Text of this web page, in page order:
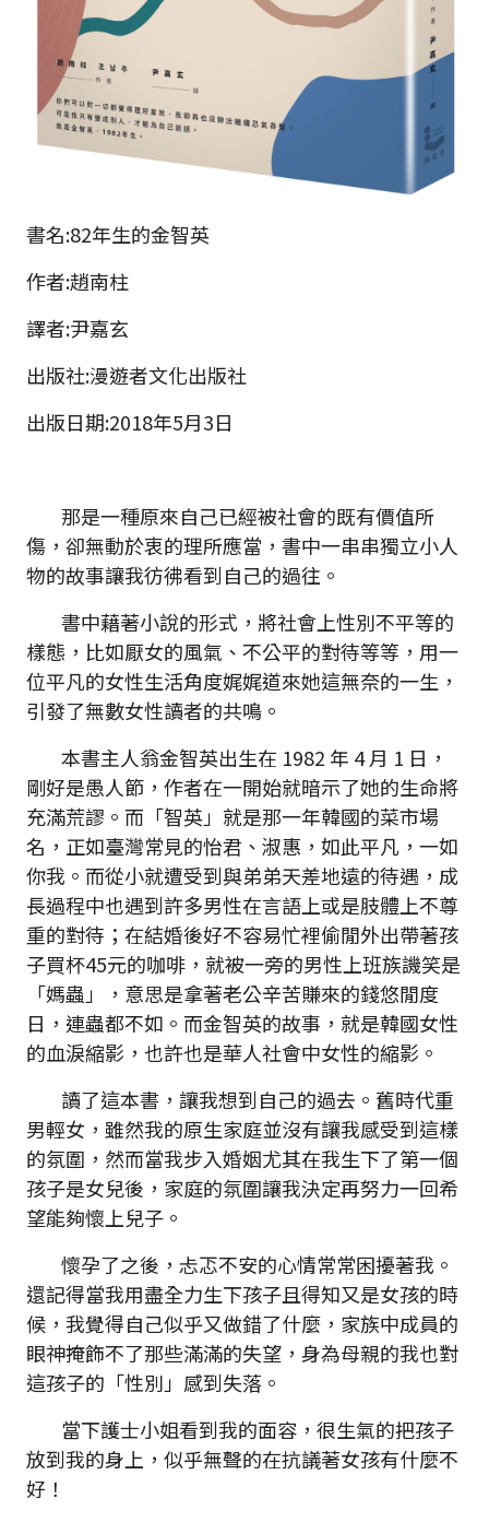
書名:82年生的金智英
作者:趙南柱
譯者:尹嘉玄
出版社:漫遊者文化出版社
出版日期:2018年5月3日
那是一種原來自己已經被社會的既有價值所
傷，卻無動於衷的理所應當，書中一串串獨立小人
物的故事讓我彷彿看到自己的過往。
書中藉著小說的形式，將社會上性別不平等的
樣態，比如厭女的風氣、不公平的對待等等，用一
位平凡的女性生活角度娓娓道來她這無奈的一生，
引發了無數女性讀者的共鳴。
本書主人翁金智英出生在 1982 年 4 月 1 日，
剛好是愚人節，作者在一開始就暗示了她的生命將
充滿荒謬。而「智英」就是那一年韓國的菜市場
名，正如臺灣常見的怡君、淑惠，如此平凡，一如
你我。而從小就遭受到與弟弟天差地遠的待遇，成
長過程中也遇到許多男性在言語上或是肢體上不尊
重的對待；在結婚後好不容易忙裡偷閒外出帶著孩
子買杯45元的咖啡，就被一旁的男性上班族譏笑是
「媽蟲」，意思是拿著老公辛苦賺來的錢悠閒度
日，連蟲都不如。而金智英的故事，就是韓國女性
的血淚縮影，也許也是華人社會中女性的縮影。
讀了這本書，讓我想到自己的過去。舊時代重
男輕女，雖然我的原生家庭並沒有讓我感受到這樣
的氛圍，然而當我步入婚姻尤其在我生下了第一個
孩子是女兒後，家庭的氛圍讓我決定再努力一回希
望能夠懷上兒子。
懷孕了之後，忐忑不安的心情常常困擾著我。
還記得當我用盡全力生下孩子且得知又是女孩的時
候，我覺得自己似乎又做錯了什麼，家族中成員的
眼神掩飾不了那些滿滿的失望，身為母親的我也對
這孩子的「性別」感到失落。
當下護士小姐看到我的面容，很生氣的把孩子
放到我的身上，似乎無聲的在抗議著女孩有什麼不
好！